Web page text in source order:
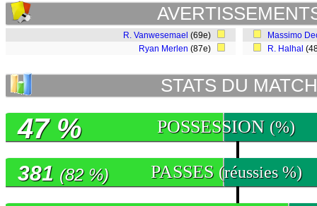
R. Vanwesemael (69e)
Ryan Merlen (87e)
Massimo
R. Halhal
STATS DU MATCH
POSSESSION (%)
47 %
PASSES (réussies %)
381 (82 %)